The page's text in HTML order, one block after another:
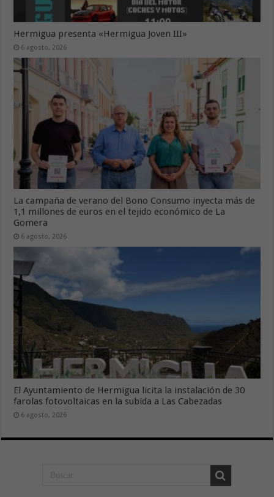
Hermigua presenta «Hermigua Joven III»
6 agosto, 2026
La campaña de verano del Bono Consumo inyecta más de
1,1 millones de euros en el tejido económico de La
Gomera
6 agosto, 2026
El Ayuntamiento de Hermigua licita la instalación de 30
farolas fotovoltaicas en la subida a Las Cabezadas
6 agosto, 2026